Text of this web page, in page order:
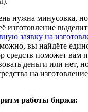
нужна минусовка,
изготовление
заявку на
вы найдёте
средств поможет вам
деньги или нет,
на
работы биржи: